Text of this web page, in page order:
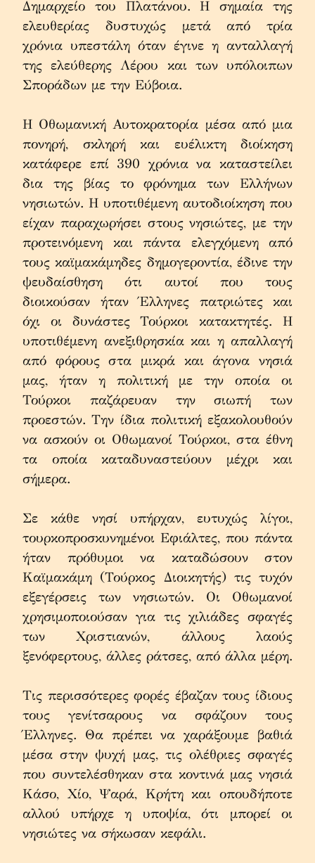
Δημαρχείο του Πλατάνου. Η σημαία της
ελευθερίας δυστυχώς μετά από τρία
χρόνια υπεστάλη όταν έγινε η ανταλλαγή
της ελεύθερης Λέρου και των υπόλοιπων
Σποράδων με την Εύβοια.
Η Οθωμανική Αυτοκρατορία μέσα από μια
πονηρή, σκληρή και ευέλικτη διοίκηση
κατάφερε επί 390 χρόνια να καταστείλει
δια της βίας το φρόνημα των Ελλήνων
νησιωτών. Η υποτιθέμενη αυτοδιοίκηση που
είχαν παραχωρήσει στους νησιώτες, με την
προτεινόμενη και πάντα ελεγχόμενη από
τους καϊμακάμηδες δημογεροντία, έδινε την
ψευδαίσθηση ότι αυτοί που τους
διοικούσαν ήταν Έλληνες πατριώτες και
όχι οι δυνάστες Τούρκοι κατακτητές. Η
υποτιθέμενη ανεξιθρησκία και η απαλλαγή
από φόρους στα μικρά και άγονα νησιά
μας, ήταν η πολιτική με την οποία οι
Τούρκοι παζάρευαν την σιωπή των
προεστών. Την ίδια πολιτική εξακολουθούν
να ασκούν οι Οθωμανοί Τούρκοι, στα έθνη
τα οποία καταδυναστεύουν μέχρι και
σήμερα.
Σε κάθε νησί υπήρχαν, ευτυχώς λίγοι,
τουρκοπροσκυνημένοι Εφιάλτες, που πάντα
ήταν πρόθυμοι να καταδώσουν στον
Καϊμακάμη (Τούρκος Διοικητής) τις τυχόν
εξεγέρσεις των νησιωτών. Οι Οθωμανοί
χρησιμοποιούσαν για τις χιλιάδες σφαγές
των Χριστιανών, άλλους λαούς
ξενόφερτους, άλλες ράτσες, από άλλα μέρη.
Τις περισσότερες φορές έβαζαν τους ίδιους
τους γενίτσαρους να σφάζουν τους
Έλληνες. Θα πρέπει να χαράξουμε βαθιά
μέσα στην ψυχή μας, τις ολέθριες σφαγές
που συντελέσθηκαν στα κοντινά μας νησιά
Κάσο, Χίο, Ψαρά, Κρήτη και οπουδήποτε
αλλού υπήρχε η υποψία, ότι μπορεί οι
νησιώτες να σήκωσαν κεφάλι.